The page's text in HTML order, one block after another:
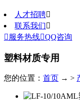
人才招聘
联系我们
 服务热线QQ咨询
塑料材质专用
您的位置： 首页 → >